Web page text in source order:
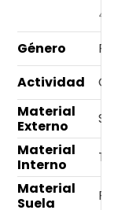
40
Género
Actividad
Material
Externo
Material
Interno
Material
Suela
PVC